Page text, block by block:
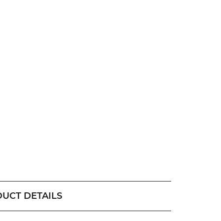
DETAILS